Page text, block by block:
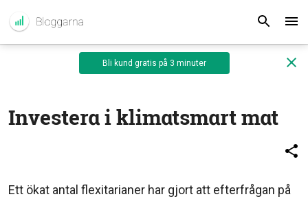
Bli kund gratis på 3 minuter
Investera i klimatsmart mat
Ett ökat antal flexitarianer har gjort att efterfrågan på